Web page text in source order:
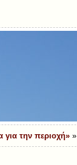
για την περιοχή»»